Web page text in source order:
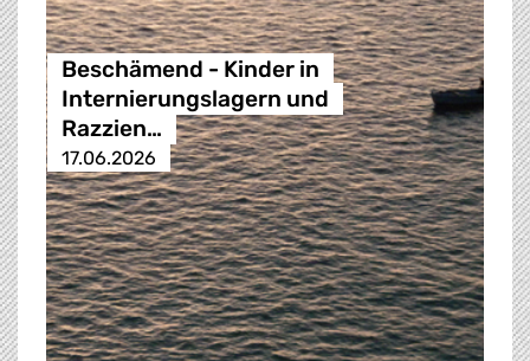
Beschämend - Kinder in
Internierungslagern und
Razzien…
17.06.2026